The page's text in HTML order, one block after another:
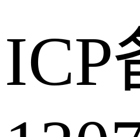
ICP